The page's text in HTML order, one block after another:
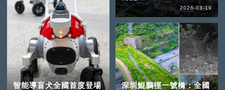
智能導盲犬全國首度登場
2026-03-19
深圳鯤鵬徑一號橋：全國